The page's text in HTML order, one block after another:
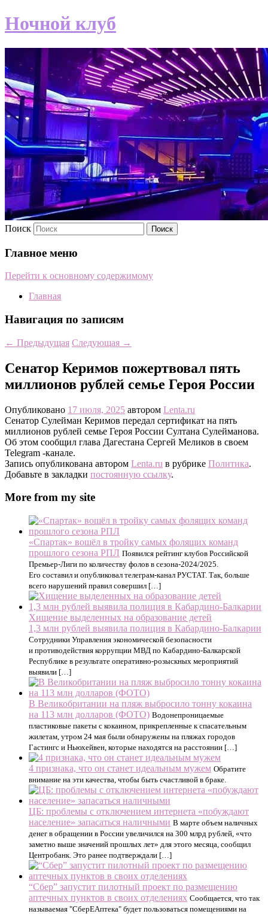
Ночной клуб
Поиск
Главное меню
Перейти к основному содержимому
Главная
Навигация по записям
← Предыдущая Следующая →
Сенатор Керимов пожертвовал пять
миллионов рублей семье Героя России
Опубликовано 17 июля, 2025 автором Lenta.ru
Сенатор Сулейман Керимов передал сертификат на пять
миллионов рублей семье Героя России Султана Сулейманова.
Об этом сообщил глава Дагестана Сергей Меликов в своем
Telegram -канале.
Запись опубликована автором Lenta.ru в рубрике Политика.
Добавьте в закладки постоянную ссылку.
More from my site
«Спартак» вошёл в тройку самых фолящих команд
прошлого сезона РПЛ Появился рейтинг клубов Российской
Премьер-Лиги по количеству фолов в сезона-2024/2025.
Его составил и опубликовал телеграм-канал РУСТАТ. Так, больше
всего нарушений правил совершил […]
Хищение выделенных на образование детей
1,3 млн рублей выявила полиция в Кабардино-Балкарии
Сотрудники Управления экономической безопасности
и противодействия коррупции МВД по Кабардино-Балкарской
Республике в результате оперативно-розыскных мероприятий
выявили […]
В Великобритании на пляж выбросило тонну кокаина
на 113 млн долларов (ФОТО) Водонепроницаемые
пластиковые пакеты с кокаином, прикрепленные к спасательным
жилетам, утром 24 мая были обнаружены на пляжах городов
Гастингс и Ньюхейвен, которые находятся на расстоянии […]
4 признака, что он станет идеальным мужем Обратите
внимание на эти качества, чтобы быть счастливой в браке.
ЦБ: проблемы с отключением интернета «побуждают
население» запасаться наличными В марте объем наличных
денег в обращении в России увеличился на 300 млрд рублей, «что
заметно выше значений прошлых лет» для этого месяца, сообщил
Центробанк. Это ранее подтверждали […]
“Сбер” запустит пилотный проект по размещению
аптечных пунктов в своих отделениях Сообщается, что так
называемая "СберЕАптека" будет пользоваться помещениями на